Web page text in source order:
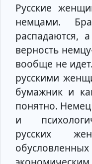
Русские
немцами.
распадаются,
верность
вообще не
русскими
бумажник и
понятно. Немец
и
русских